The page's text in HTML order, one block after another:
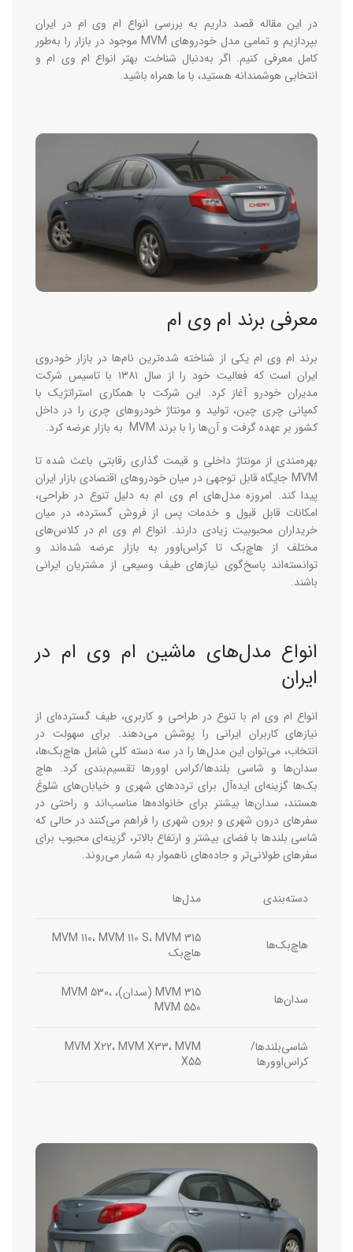
در این مقاله قصد داریم به بررسی انواع ام وی ام در ایران
بپردازیم و تمامی مدل خودروهای MVM موجود در بازار را به‌طور
کامل معرفی کنیم. اگر به‌دنبال شناخت بهتر انواع ام وی ام و
انتخابی هوشمندانه هستید، با ما همراه باشید.
معرفی برند ام وی ام
برند ام وی ام یکی از شناخته ‌شده‌ترین نام‌ها در بازار خودروی
ایران است که فعالیت خود را از سال ۱۳۸۱ با تاسیس شرکت
مدیران خودرو آغاز کرد. این شرکت با همکاری استراتژیک با
کمپانی چری چین، تولید و مونتاژ خودروهای چری را در داخل
کشور بر عهده گرفت و آن‌ها را با برند MVM به بازار عرضه کرد.
بهره‌مندی از مونتاژ داخلی و قیمت‌ گذاری رقابتی باعث شده تا
MVM جایگاه قابل ‌توجهی در میان خودروهای اقتصادی بازار ایران
پیدا کند. امروزه مدل‌های ام وی ام به دلیل تنوع در طراحی،
امکانات قابل ‌قبول و خدمات پس از فروش گسترده، در میان
خریداران محبوبیت زیادی دارند. انواع ام وی ام در کلاس‌های
مختلف از هاچ‌بک تا کراس‌اوور به بازار عرضه شده‌اند و
توانسته‌اند پاسخ‌گوی نیازهای طیف وسیعی از مشتریان ایرانی
باشند.
انواع مدل‌های ماشین ام وی ام در
ایران
انواع ام وی ام با تنوع در طراحی و کاربری، طیف گسترده‌ای از
نیازهای کاربران ایرانی را پوشش می‌دهند. برای سهولت در
انتخاب، می‌توان این مدل‌ها را در سه دسته کلی شامل هاچ‌بک‌ها،
سدان‌ها و شاسی ‌بلندها/کراس ‌اوورها تقسیم‌بندی کرد. هاچ‌
بک‌ها گزینه‌ای ایده‌آل برای ترددهای شهری و خیابان‌های شلوغ
هستند، سدان‌ها بیشتر برای خانواده‌ها مناسب‌اند و راحتی در
سفرهای درون ‌شهری و برون‌ شهری را فراهم می‌کنند در حالی که
شاسی ‌بلندها با فضای بیشتر و ارتفاع بالاتر، گزینه‌ای محبوب برای
سفرهای طولانی‌تر و جاده‌های ناهموار به شمار می‌روند.
دسته‌بندی مدل‌ها
هاچ‌بک‌ها
MVM 110، MVM 110 S، MVM 315
هاچ‌بک
سدان‌ها
MVM 315 (سدان)، MVM 530،
MVM 550
شاسی‌بلندها/
کراس‌اوورها
MVM X22، MVM X33، MVM
X55